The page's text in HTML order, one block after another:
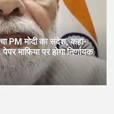
PM मोदी का संदेश, कहा-
माफिया पर होगा निर्णायक